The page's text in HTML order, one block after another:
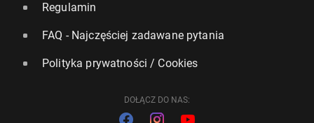
Regulamin
FAQ - Najczęściej zadawane pytania
Polityka prywatności / Cookies
DOŁĄCZ DO NAS: